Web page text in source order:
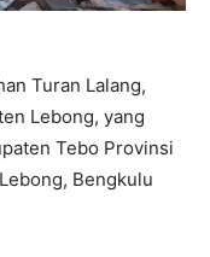
Turan Lalang,
Lebong, yang
Tebo Provinsi
Bengkulu